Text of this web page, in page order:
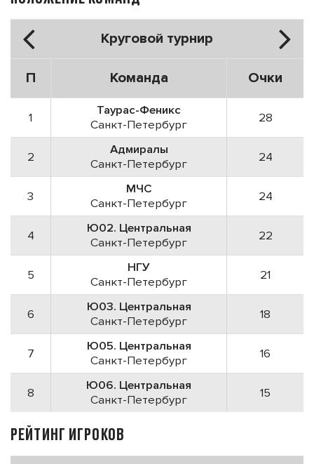
Круговой турнир
П Команда Очки
1
Таурас-Феникс
Санкт-Петербург
28
2
Адмиралы
Санкт-Петербург
24
3
МЧС
Санкт-Петербург
24
4
Ю02. Центральная
Санкт-Петербург
22
5
НГУ
Санкт-Петербург
21
6
Ю03. Центральная
Санкт-Петербург
18
7
Ю05. Центральная
Санкт-Петербург
16
8
Ю06. Центральная
Санкт-Петербург
15
РЕЙТИНГ ИГРОКОВ